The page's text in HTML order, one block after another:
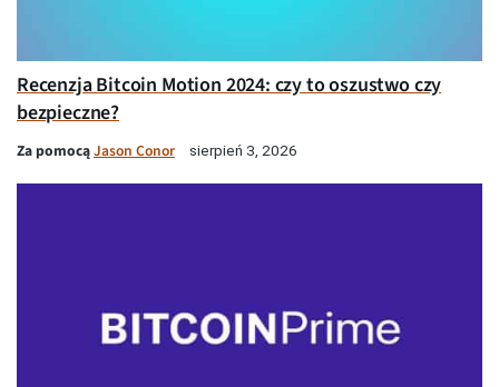
Recenzja Bitcoin Motion 2024: czy to oszustwo czy
bezpieczne?
Za pomocąJason Conor sierpień 3, 2026